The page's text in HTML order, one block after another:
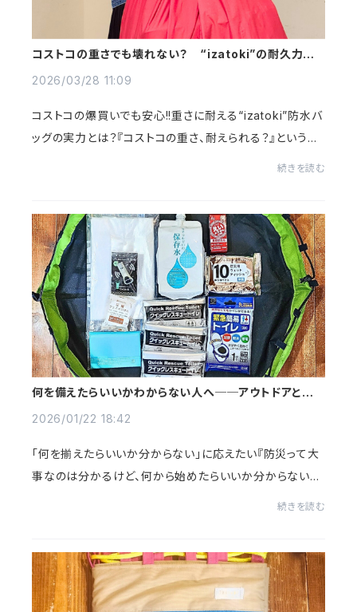
コストコの重さでも壊れない？ “izatoki”の耐久力を
2026/03/28 11:09
コストコの爆買いでも安心!!重さに耐える“izatoki”防水バ
ッグの実力とは？『コストコの重さ、耐えられる？』という疑
続きを読む
何を備えたらいいかわからない人へ──アウトドアと防
2026/01/22 18:42
「何を揃えたらいいか分からない」に応えたい『防災って大
事なのは分かるけど、何から始めたらいいか分からない』
続きを読む